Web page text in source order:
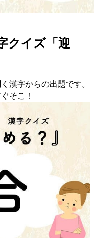
クイズ「迎
漢字からの出題です。
そこ！